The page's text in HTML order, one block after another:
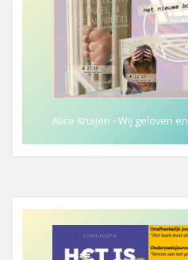
Alice Kruijen - Wij geloven